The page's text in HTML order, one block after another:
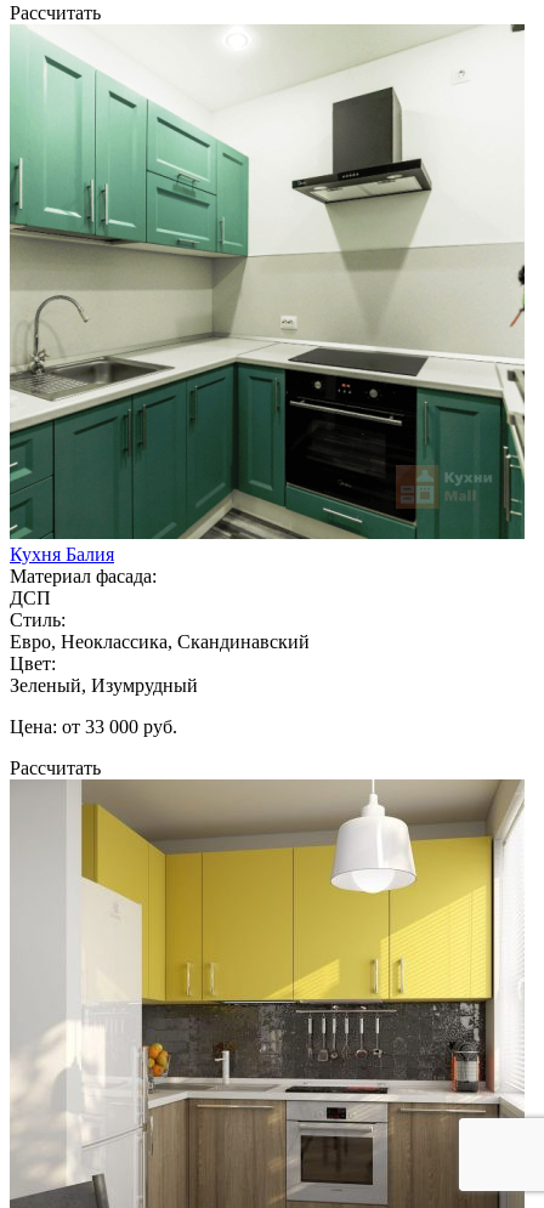
Рассчитать
Кухня Балия
Материал фасада:
ДСП
Стиль:
Евро, Неоклассика, Скандинавский
Цвет:
Зеленый, Изумрудный
Цена: от 33 000 руб.
Рассчитать